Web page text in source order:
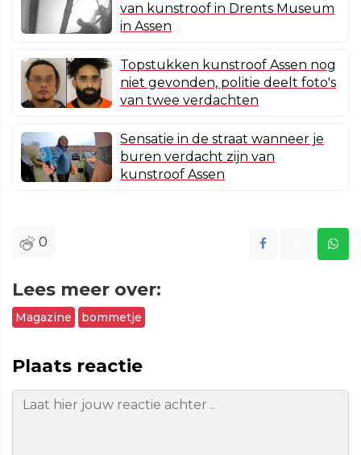
van kunstroof in Drents Museum
in Assen
Topstukken kunstroof Assen nog
niet gevonden, politie deelt foto's
van twee verdachten
Sensatie in de straat wanneer je
buren verdacht zijn van
kunstroof Assen
0
Lees meer over:
Magazine bommetje
Plaats reactie